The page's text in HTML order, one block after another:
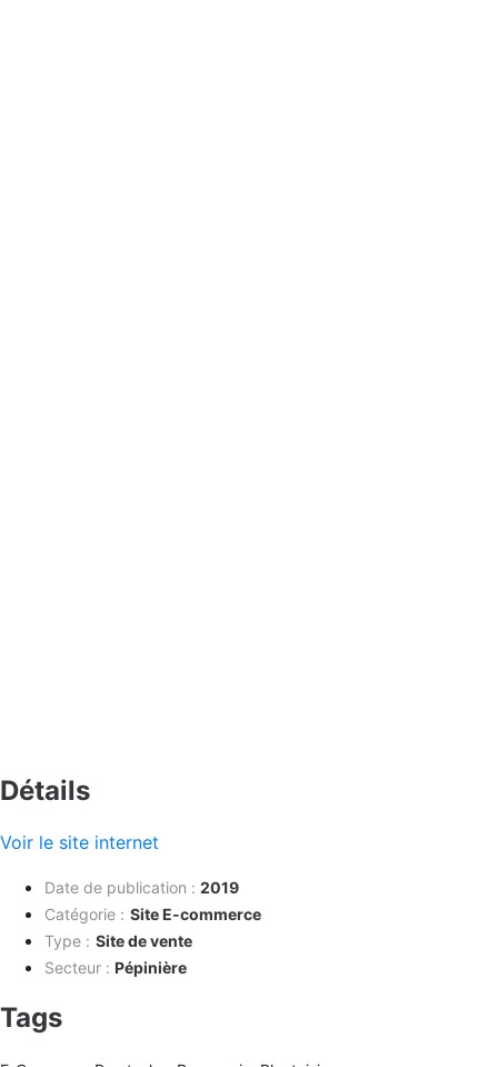
Détails
Voir le site internet
Date de publication : 2019
Catégorie : Site E-commerce
Type : Site de vente
Secteur : Pépinière
Tags